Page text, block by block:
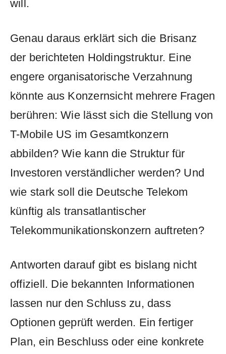
will.
Genau daraus erklärt sich die Brisanz
der berichteten Holdingstruktur. Eine
engere organisatorische Verzahnung
könnte aus Konzernsicht mehrere Fragen
berühren: Wie lässt sich die Stellung von
T-Mobile US im Gesamtkonzern
abbilden? Wie kann die Struktur für
Investoren verständlicher werden? Und
wie stark soll die Deutsche Telekom
künftig als transatlantischer
Telekommunikationskonzern auftreten?
Antworten darauf gibt es bislang nicht
offiziell. Die bekannten Informationen
lassen nur den Schluss zu, dass
Optionen geprüft werden. Ein fertiger
Plan, ein Beschluss oder eine konkrete